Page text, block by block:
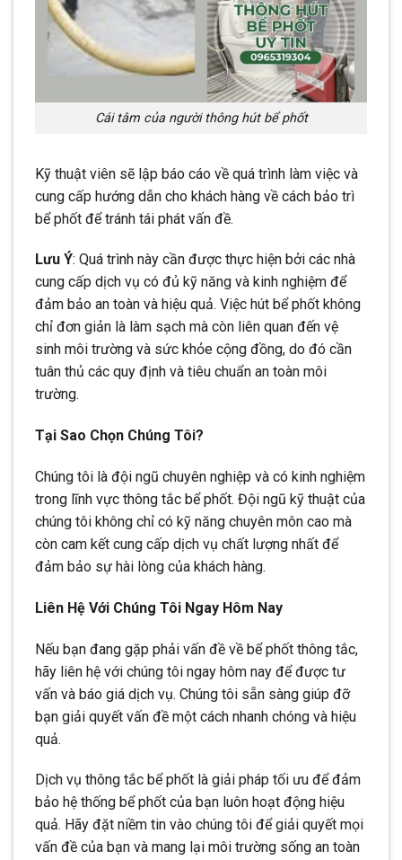
Cái tâm của người thông hút bể phốt
Kỹ thuật viên sẽ lập báo cáo về quá trình làm việc và
cung cấp hướng dẫn cho khách hàng về cách bảo trì
bể phốt để tránh tái phát vấn đề.
Lưu Ý: Quá trình này cần được thực hiện bởi các nhà
cung cấp dịch vụ có đủ kỹ năng và kinh nghiệm để
đảm bảo an toàn và hiệu quả. Việc hút bể phốt không
chỉ đơn giản là làm sạch mà còn liên quan đến vệ
sinh môi trường và sức khỏe cộng đồng, do đó cần
tuân thủ các quy định và tiêu chuẩn an toàn môi
trường.
Tại Sao Chọn Chúng Tôi?
Chúng tôi là đội ngũ chuyên nghiệp và có kinh nghiệm
trong lĩnh vực thông tắc bể phốt. Đội ngũ kỹ thuật của
chúng tôi không chỉ có kỹ năng chuyên môn cao mà
còn cam kết cung cấp dịch vụ chất lượng nhất để
đảm bảo sự hài lòng của khách hàng.
Liên Hệ Với Chúng Tôi Ngay Hôm Nay
Nếu bạn đang gặp phải vấn đề về bể phốt thông tắc,
hãy liên hệ với chúng tôi ngay hôm nay để được tư
vấn và báo giá dịch vụ. Chúng tôi sẵn sàng giúp đỡ
bạn giải quyết vấn đề một cách nhanh chóng và hiệu
quả.
Dịch vụ thông tắc bể phốt là giải pháp tối ưu để đảm
bảo hệ thống bể phốt của bạn luôn hoạt động hiệu
quả. Hãy đặt niềm tin vào chúng tôi để giải quyết mọi
vấn đề của bạn và mang lại môi trường sống an toàn